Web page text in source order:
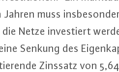
muss
Netze in­ves­tiert
Senkung des
Zinssatz von